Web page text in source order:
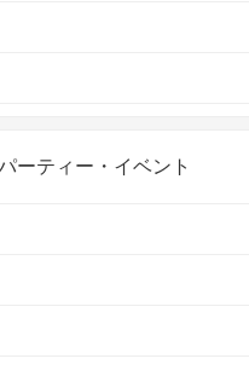
ーティー・イベント